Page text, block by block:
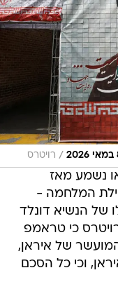
/ רויטרס
נשמע מאז
המלחמה -
של הנשיא דונלד
כי טראמפ
של איראן,
וכי כל הסכם